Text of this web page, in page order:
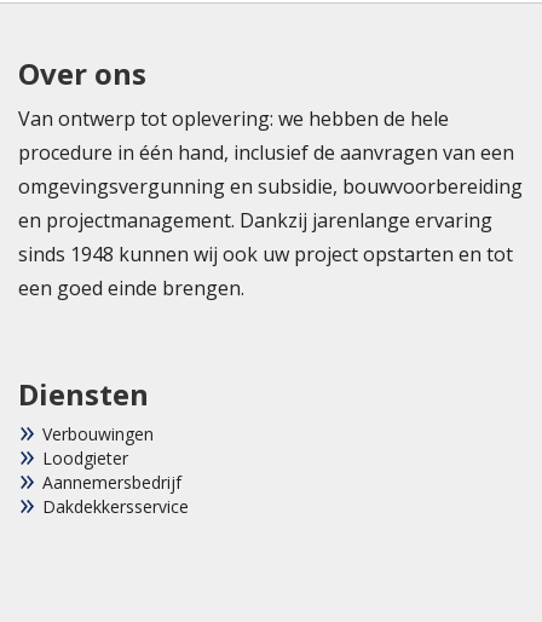
Over ons
Van ontwerp tot oplevering: we hebben de hele
procedure in één hand, inclusief de aanvragen van een
omgevingsvergunning en subsidie, bouwvoorbereiding
en projectmanagement. Dankzij jarenlange ervaring
sinds 1948 kunnen wij ook uw project opstarten en tot
een goed einde brengen.
Diensten
Verbouwingen
Loodgieter
Aannemersbedrijf
Dakdekkersservice